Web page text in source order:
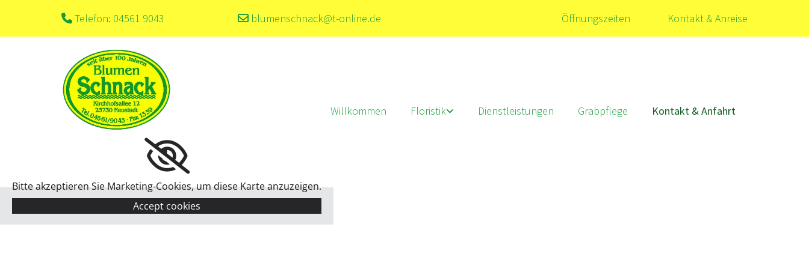
 Telefon: 04561 9043  blumenschnack@t-online.de Öffnungszeiten Kontakt & Anreise
Willkommen Floristik Dienstleistungen Grabpflege Kontakt & Anfahrt
Bitte akzeptieren Sie Marketing-Cookies, um diese Karte anzuzeigen.
Accept cookies